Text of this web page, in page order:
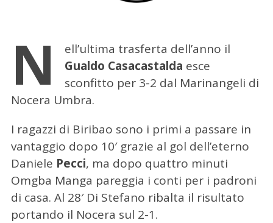
N
ell’ultima trasferta dell’anno il
Gualdo Casacastalda esce
sconfitto per 3-2 dal Marinangeli di
Nocera Umbra.
I ragazzi di Biribao sono i primi a passare in
vantaggio dopo 10′ grazie al gol dell’eterno
Daniele Pecci, ma dopo quattro minuti
Omgba Manga pareggia i conti per i padroni
di casa. Al 28′ Di Stefano ribalta il risultato
portando il Nocera sul 2-1.